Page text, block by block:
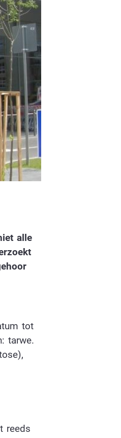
alle
tot
tarwe.
reeds